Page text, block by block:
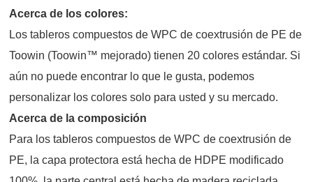
Acerca de los colores:
Los tableros compuestos de WPC de coextrusión de PE de
Toowin (Toowin™ mejorado) tienen 20 colores estándar. Si
aún no puede encontrar lo que le gusta, podemos
personalizar los colores solo para usted y su mercado.
Acerca de la composición
Para los tableros compuestos de WPC de coextrusión de
PE, la capa protectora está hecha de HDPE modificado